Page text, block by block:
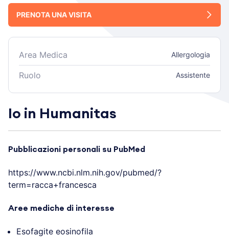
PRENOTA UNA VISITA
Area Medica Allergologia
Ruolo Assistente
Io in Humanitas
Pubblicazioni personali su PubMed
https://www.ncbi.nlm.nih.gov/pubmed/?
term=racca+francesca
Aree mediche di interesse
Esofagite eosinofila